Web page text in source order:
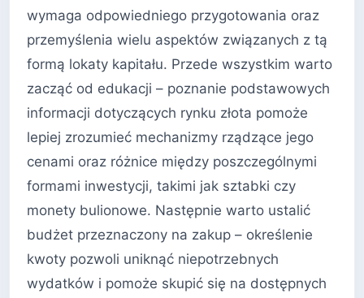
wymaga odpowiedniego przygotowania oraz
przemyślenia wielu aspektów związanych z tą
formą lokaty kapitału. Przede wszystkim warto
zacząć od edukacji – poznanie podstawowych
informacji dotyczących rynku złota pomoże
lepiej zrozumieć mechanizmy rządzące jego
cenami oraz różnice między poszczególnymi
formami inwestycji, takimi jak sztabki czy
monety bulionowe. Następnie warto ustalić
budżet przeznaczony na zakup – określenie
kwoty pozwoli uniknąć niepotrzebnych
wydatków i pomoże skupić się na dostępnych